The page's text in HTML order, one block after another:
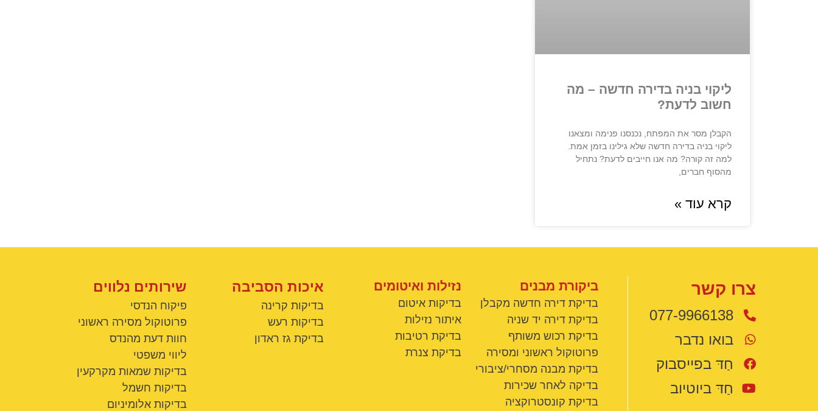
ליקוי בניה בדירה חדשה – מה
חשוב לדעת?
הקבלן מסר את המפתח, נכנסנו פנימה ומצאנו
ליקוי בניה בדירה חדשה שלא גילינו בזמן אמת.
למה זה קורה? מה אנו חייבים לדעת? נתחיל
מהסוף חברים,
קרא עוד »
צרו קשר
077-9966138
בואו נדבר
חַדּ בפייסבוק
חַדּ ביוטיוב
ביקורת מבנים
בדיקת דירה חדשה מקבלן
בדיקת דירה יד שניה
בדיקת רכוש משותף
פרוטוקול ראשוני ומסירה
בדיקת מבנה מסחרי/ציבורי
בדיקה לאחר שכירות
בדיקת קונסטרוקציה
נזילות ואיטומים
בדיקות איטום
איתור נזילות
בדיקת רטיבות
בדיקת צנרת
איכות הסביבה
בדיקות קרינה
בדיקות רעש
בדיקת גז ראדון
שירותים נלווים
פיקוח הנדסי
פרוטוקול מסירה ראשוני
חוות דעת מהנדס
ליווי משפטי
בדיקות שמאות מקרקעין
בדיקות חשמל
בדיקות אלומיניום